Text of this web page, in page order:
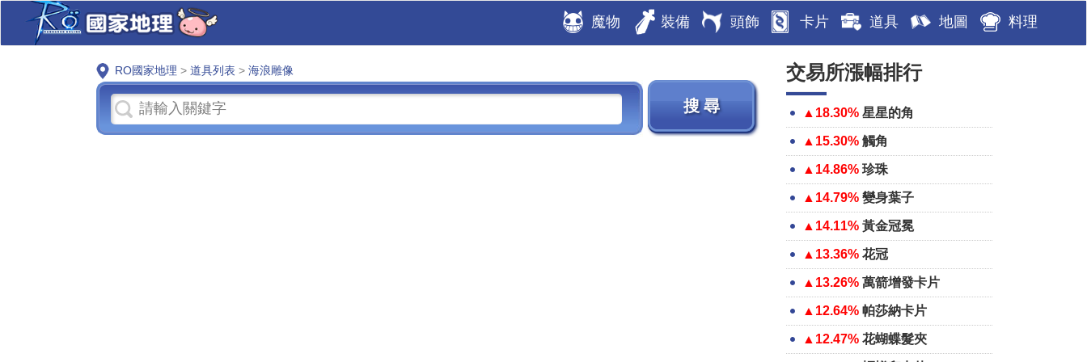
魔物 裝備 頭飾 卡片 道具 地圖 料理
RO國家地理 > 道具列表 > 海浪雕像 交易所漲幅排行
▲18.30% 星星的角
▲15.30% 觸角
▲14.86% 珍珠
▲14.79% 變身葉子
▲14.11% 黃金冠冕
▲13.36% 花冠
▲13.26% 萬箭增發卡片
▲12.64% 帕莎納卡片
▲12.47% 花蝴蝶髮夾